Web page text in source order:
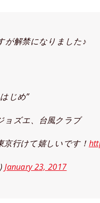
が解禁になりました♪
じめ”
ョズエ、台風クラブ
行けて嬉しいです！
January 23, 2017